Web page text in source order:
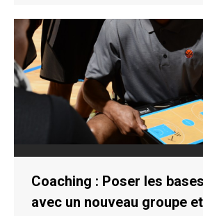
Coaching : Poser les
avec un nouveau groupe